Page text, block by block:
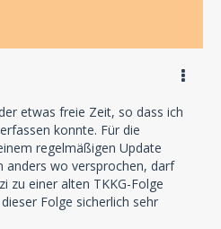
etwas freie Zeit, so dass ich
konnte. Für die
regelmäßigen Update
anders wo versprochen, darf
zu einer alten TKKG-Folge
Folge sicherlich sehr